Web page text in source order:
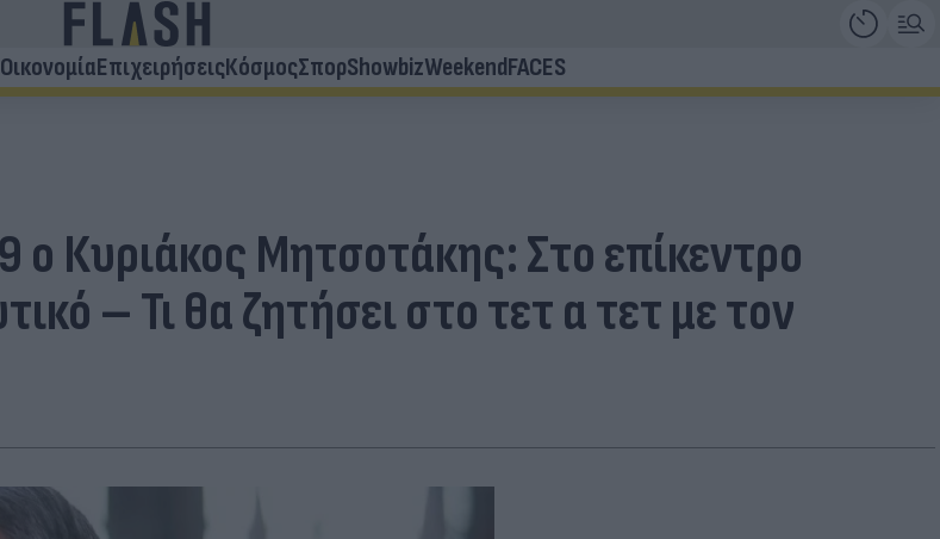
ΟικονομίαΕπιχειρήσειςΚόσμοςΣπορShowbizWeekendFACES
ο Κυριάκος Μητσοτάκης: Στο επίκεντρο
– Τι θα ζητήσει στο τετ α τετ με τον